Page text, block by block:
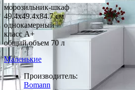
морозильник-шкаф
49.4x49.4x84.7 см
однокамерный
класс A+
общий объем 70 л
Маленькие
Производитель:
Bomann